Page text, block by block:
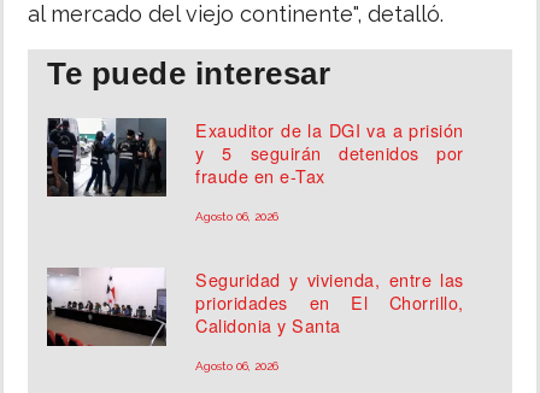
al mercado del viejo continente", detalló.
Te puede interesar
Exauditor de la DGI va a prisión
y 5 seguirán detenidos por
fraude en e-Tax
Agosto 06, 2026
Seguridad y vivienda, entre las
prioridades en El Chorrillo,
Calidonia y Santa
Agosto 06, 2026